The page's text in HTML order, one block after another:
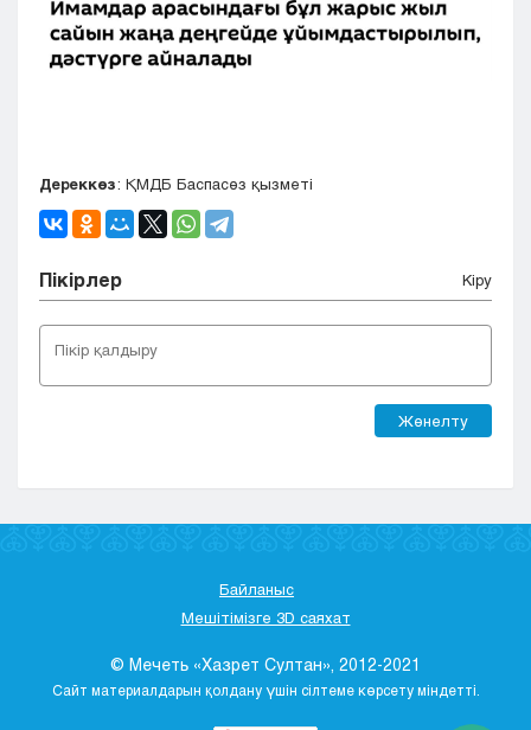
Дереккөз: ҚМДБ Баспасөз қызметі
Пікірлер Кіру
Жөнелту
Байланыс
Мешітімізге 3D саяхат
© Мечеть «Хазрет Султан», 2012-2021
Сайт материалдарын қолдану үшін сілтеме көрсету міндетті.